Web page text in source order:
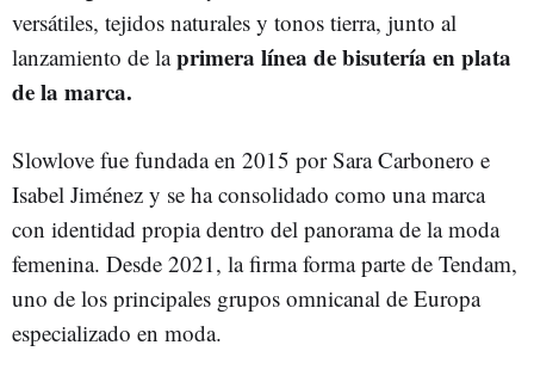
versátiles, tejidos naturales y tonos tierra, junto al
lanzamiento de laprimera línea de bisutería en plata
de la marca.
Slowlove fue fundada en 2015 por Sara Carbonero e
Isabel Jiménez y se ha consolidado como una marca
con identidad propia dentro del panorama de la moda
femenina. Desde 2021, la firma forma parte de Tendam,
uno de los principales grupos omnicanal de Europa
especializado en moda.